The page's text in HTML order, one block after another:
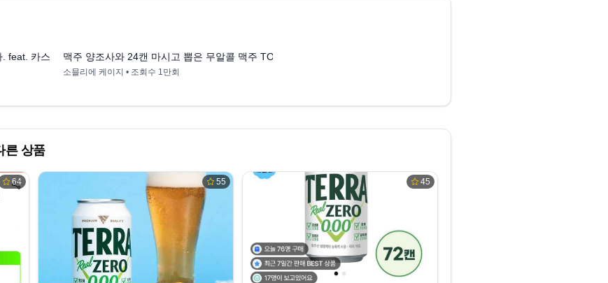
. feat. 카스 맥주 양조사와 24캔 마시고 뽑은 무알콜 맥주 TOP3
소믈리에 케이지 • 조회수 1만회
른 상품
64 55 45